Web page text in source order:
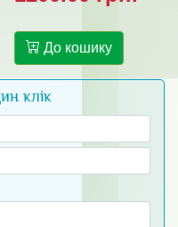
До кошику
клік